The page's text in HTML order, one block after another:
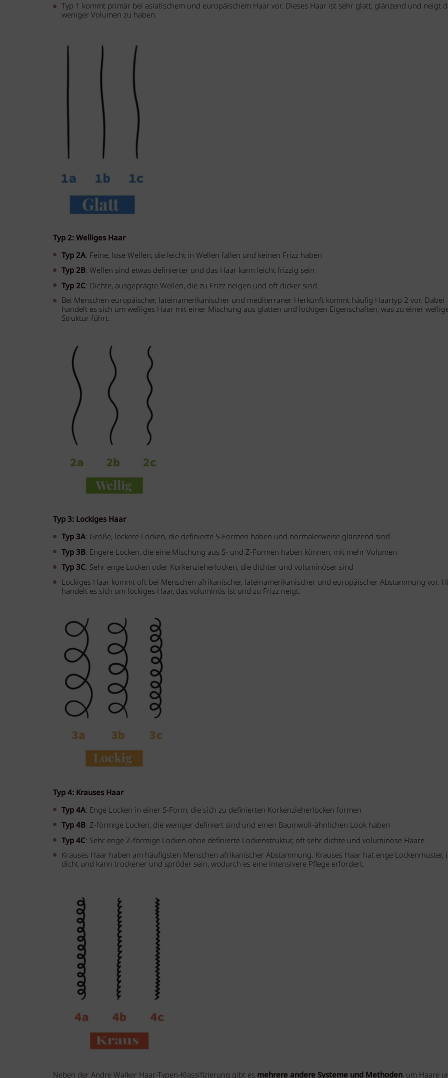
Typ 1 kommt primär bei asiatischem und europäischem Haar vor. Dieses Haar ist sehr glatt, glänzend und neigt
weniger Volumen zu haben.
Typ 2: Welliges Haar
Typ 2A: Feine, lose Wellen, die leicht in Wellen fallen und keinen Frizz haben
Typ 2B: Wellen sind etwas definierter und das Haar kann leicht frizzig sein
Typ 2C: Dichte, ausgeprägte Wellen, die zu Frizz neigen und oft dicker sind
Bei Menschen europäischer, lateinamerikanischer und mediterraner Herkunft kommt häufig Haartyp 2 vor. Dabei
handelt es sich um welliges Haar mit einer Mischung aus glatten und lockigen Eigenschaften, was zu einer
Struktur führt.
Typ 3: Lockiges Haar
Typ 3A: Große, lockere Locken, die definierte S-Formen haben und normalerweise glänzend sind
Typ 3B: Engere Locken, die eine Mischung aus S- und Z-Formen haben können, mit mehr Volumen
Typ 3C: Sehr enge Locken oder Korkenzieherlocken, die dichter und voluminöser sind
Lockiges Haar kommt oft bei Menschen afrikanischer, lateinamerikanischer und europäischer Abstammung vor.
handelt es sich um lockiges Haar, das voluminös ist und zu Frizz neigt.
Typ 4: Krauses Haar
Typ 4A: Enge Locken in einer S-Form, die sich zu definierten Korkenzieherlocken formen
Typ 4B: Z-förmige Locken, die weniger definiert sind und einen Baumwoll-ähnlichen Look haben
Typ 4C: Sehr enge Z-förmige Locken ohne definierte Lockenstruktur, oft sehr dichte und voluminöse Haare
Krauses Haar haben am häufigsten Menschen afrikanischer Abstammung. Krauses Haar hat enge Lockenmuster,
dicht und kann trockener und spröder sein, wodurch es eine intensivere Pflege erfordert.
Neben der Andre Walker Haar-Typen-Klassifizierung gibt es mehrere andere Systeme und Methoden, um Haare